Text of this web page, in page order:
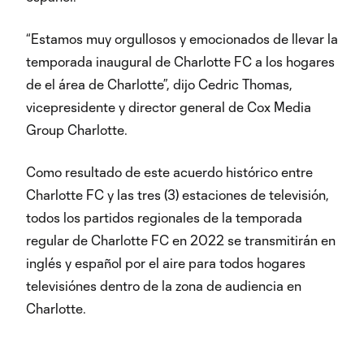
“Estamos muy orgullosos y emocionados de llevar la
temporada inaugural de Charlotte FC a los hogares
de el área de Charlotte”, dijo Cedric Thomas,
vicepresidente y director general de Cox Media
Group Charlotte.
Como resultado de este acuerdo histórico entre
Charlotte FC y las tres (3) estaciones de televisión,
todos los partidos regionales de la temporada
regular de Charlotte FC en 2022 se transmitirán en
inglés y español por el aire para todos hogares
televisiónes dentro de la zona de audiencia en
Charlotte.